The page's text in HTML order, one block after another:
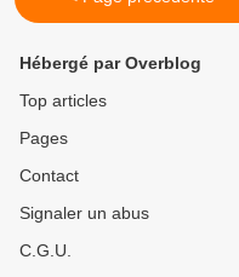
Hébergé par Overblog
Top articles
Pages
Contact
Signaler un abus
C.G.U.